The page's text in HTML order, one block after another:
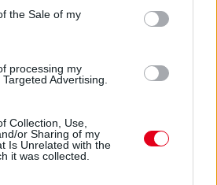
the Sale of my
processing my
Advertising.
Collection, Use,
or Sharing of my
Is Unrelated with the
it was collected.
vb-címével ért véget a
döntőt nyert Nyirádon,